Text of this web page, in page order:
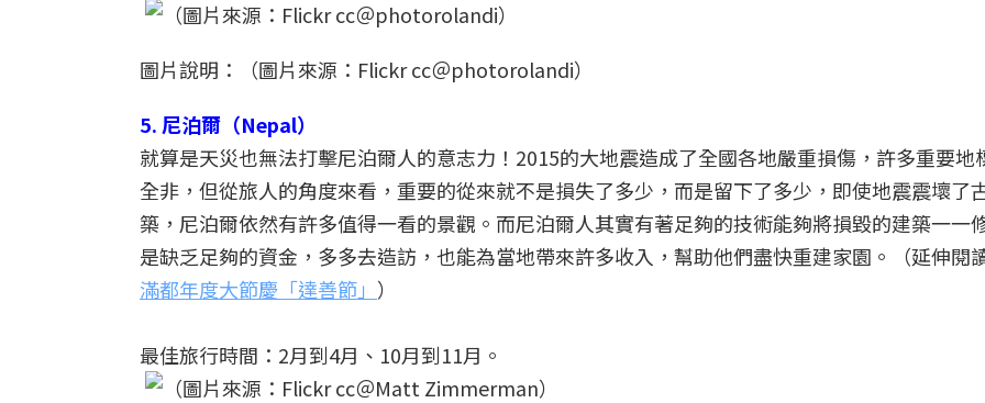
圖片說明：（圖片來源：Flickr cc＠photorolandi）
5. 尼泊爾（Nepal）
就算是天災也無法打擊尼泊爾人的意志力！2015的大地震造成了全國各地嚴重損傷，許多重要地
全非，但從旅人的角度來看，重要的從來就不是損失了多少，而是留下了多少，即使地震震壞了
築，尼泊爾依然有許多值得一看的景觀。而尼泊爾人其實有著足夠的技術能夠將損毀的建築一一
是缺乏足夠的資金，多多去造訪，也能為當地帶來許多收入，幫助他們盡快重建家園。（延伸閱
滿都年度大節慶「達善節」 ）
最佳旅行時間：2月到4月、10月到11月。